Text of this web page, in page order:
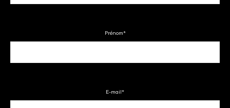
Prénom*
E-mail*